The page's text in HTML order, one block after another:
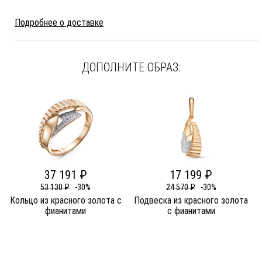
Подробнее о доставке
ДОПОЛНИТЕ ОБРАЗ:
37 191 ₽
53 130 ₽ -30%
Кольцо из красного золота c
фианитами
17 199 ₽
24 570 ₽ -30%
Подвеска из красного золота
c фианитами